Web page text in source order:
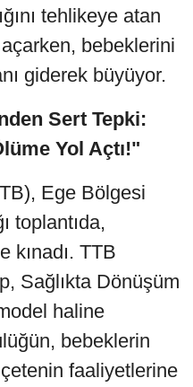
tehlikeye atan
açarken, bebeklerini
giderek büyüyor.
Sert Tepki:
Yol Açtı!"
Ege Bölgesi
toplantıda,
kınadı. TTB
Sağlıkta Dönüşüm
haline
bebeklerin
faaliyetlerine